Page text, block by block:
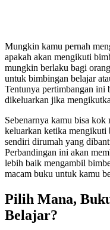
Mungkin kamu pernah
apakah akan mengikuti
mungkin berlaku bagi
untuk bimbingan belajar
Tentunya pertimbangan ini
dikeluarkan jika
Sebenarnya kamu bisa
keluarkan ketika mengikuti
sendiri dirumah yang
Perbandingan ini akan
lebih baik mengambil
macam buku untuk kamu
Pilih Mana,
Belajar?